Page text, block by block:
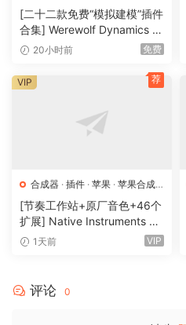
器
[二十二款免费“模拟建模”插件
合集] Werewolf Dynamics Pl
ugins Bundle v0.7.6 VST3 C
85MB+313MB)
20小时前 免费
合成器 · 插件 · 苹果 · 苹果合成
器
[节奏工作站+原厂音色+46个
扩展] Native Instruments M
aschine 3.6.0-HCiSO [Mac
1天前 VIP
VIP 荐
评论 0